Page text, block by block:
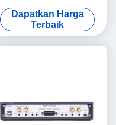
400MHz 4 Saluran
Dapatkan Harga
Terbaik